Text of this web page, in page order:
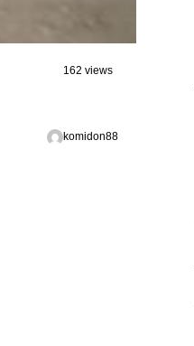
162 views
komidon88